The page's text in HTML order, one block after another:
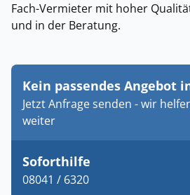
Fach-Vermieter mit hoher
und in der Beratung.
Kein passendes Angebot
Jetzt Anfrage senden - wir
weiter
Soforthilfe
08041 / 6320